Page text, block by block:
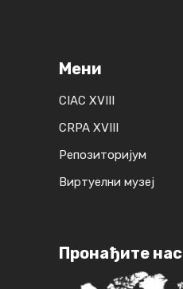
Мени
CIAC XVIII
CRPA XVIII
Репозиторијум
Виртуелни музеј
Пронађите нас